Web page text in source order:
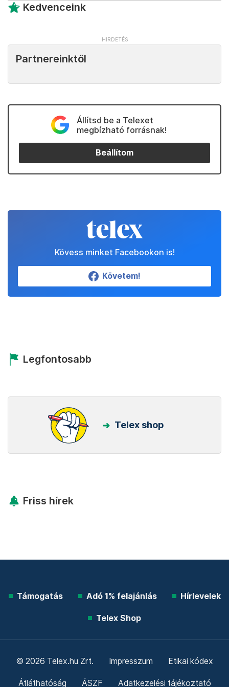
Kedvenceink
Partnereinktől
Állítsd be a Telexet
megbízható forrásnak!
Beállítom
Kövess minket Facebookon is!
Követem!
Legfontosabb
Telex shop
Friss hírek
Támogatás Adó 1% felajánlás Hírlevelek
Telex Shop
© 2026 Telex.hu Zrt. Impresszum Etikai kódex
Átláthatóság ÁSZF Adatkezelési tájékoztató